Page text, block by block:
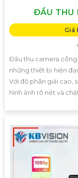
ĐẦU THU
Giá
Đầu thu camera công
những thiết bị hiện
Với độ phân giải cao,
hình ảnh rõ nét và